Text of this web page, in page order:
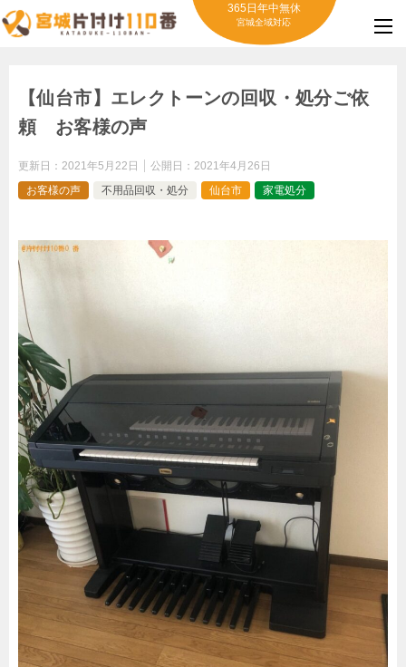
365日年中無休
宮城全域対応
【仙台市】エレクトーンの回収・処分ご依
頼 お客様の声
更新日： 2021年5月22日 公開日： 2021年4月26日
お客様の声
不用品回収・処分 仙台市 家電処分